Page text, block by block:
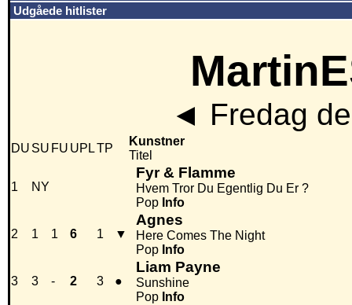
Udgåede hitlister
◄ Fredag
DU SU FU UPLTP
Kunstner
Titel
1 NY
Fyr & Flamme
Hvem Tror Du Egentlig Du Er ?
Pop Info
2 1 1 6 1 ▼
Agnes
Here Comes The Night
Pop Info
3 3 - 2 3 ●
Liam Payne
Sunshine
Pop Info